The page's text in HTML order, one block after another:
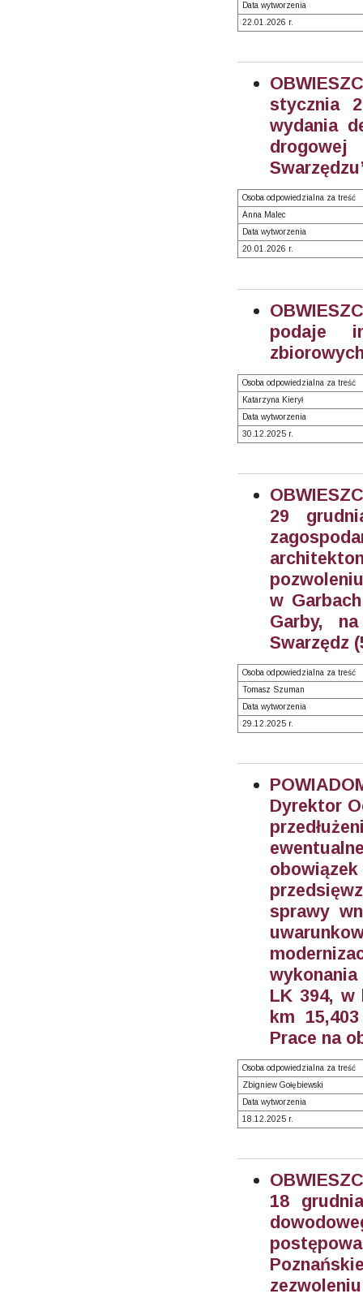
Data wytworzenia
22.01.2026 r.
stycznia
wydania
Osoba odpowiedzialna za treść
Anna Malec
Data wytworzenia
20.01.2026 r.
podaje
Osoba odpowiedzialna za treść
Katarzyna Kierył
Data wytworzenia
30.12.2025 r.
29
w
Garby,
Swarzędz
Osoba odpowiedzialna za treść
Tomasz Szuman
Data wytworzenia
29.12.2025 r.
Dyrektor
sprawy
LK 394, w
km
Prace na
Osoba odpowiedzialna za treść
Zbigniew Gołębiewski
Data wytworzenia
18.12.2025 r.
18